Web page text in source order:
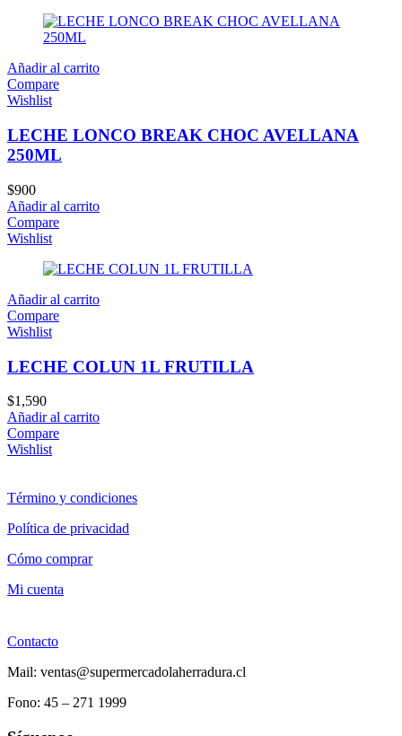
Añadir al carrito
Compare
Wishlist
LECHE LONCO BREAK CHOC AVELLANA
250ML
$900
Añadir al carrito
Compare
Wishlist
Añadir al carrito
Compare
Wishlist
LECHE COLUN 1L FRUTILLA
$1,590
Añadir al carrito
Compare
Wishlist
Término y condiciones
Política de privacidad
Cómo comprar
Mi cuenta
Contacto
Mail: ventas@supermercadolaherradura.cl
Fono: 45 – 271 1999